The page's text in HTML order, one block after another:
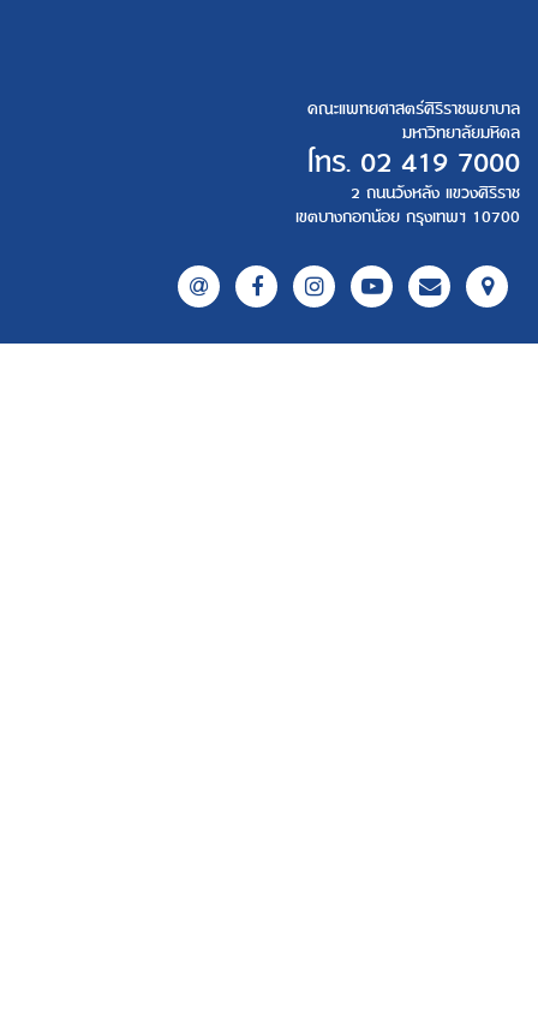
คณะแพทยศาสตร์ศิริราชพยาบาล
มหาวิทยาลัยมหิดล
โทร. 02 419 7000
2 ถนนวังหลัง แขวงศิริราช
เขตบางกอกน้อย กรุงเทพฯ 10700